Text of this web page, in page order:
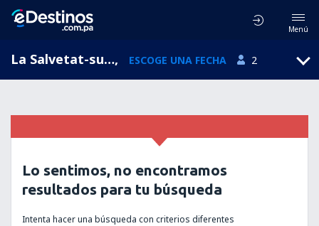
Menú
La Salvetat-sur-Agout, Languedoc-Roussillon, Francia, ESCOGE UNA FECHA 2
Lo sentimos, no encontramos
resultados para tu búsqueda
Intenta hacer una búsqueda con criterios diferentes